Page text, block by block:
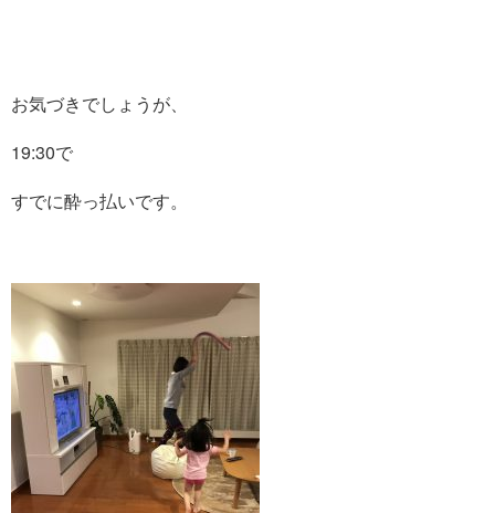
お気づきでしょうが、
19:30で
すでに酔っ払いです。